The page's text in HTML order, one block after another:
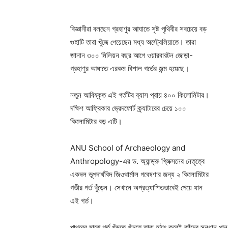
বিজ্ঞানীরা বলছেন গ্রহাণুর আঘাতে সৃষ্ট পৃথিবীর সবচেয়ে বড়
গুহাটি তারা খুঁজে পেয়েছেন মধ্য অস্ট্রেলিয়াতে। তারা
জানান ৩০০ মিলিয়ন বছর আগে ওয়ারবারটন জোড়া-
গ্রহাণুর আঘাতে এরকম বিশাল গর্তের জন্ম হয়েছে।
নতুন আবিষ্কৃত এই গর্তটির ব্যাস প্রায় ৪০০ কিলোমিটার।
দক্ষিণ আফ্রিকার ভ্রেদফোর্ট ক্র্যাটারের চেয়ে ১০০
কিলোমিটার বড় এটি।
ANU School of Archaeology and
Anthropology-এর ড. অ্যান্ড্রু গ্লিক্সনের নেতৃত্বে
একদল ভূপদার্থবিদ জিওথার্মাল গবেষণার জন্য ২ কিলোমিটার
গভীর গর্ত খুঁড়েন। সেখানে অপ্রত্যাশিতভাবেই পেয়ে যান
এই গর্ত।